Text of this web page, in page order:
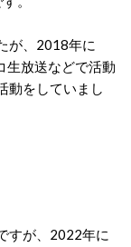
が、2018年に
生放送などで活動
動をしていまし
すが、2022年に